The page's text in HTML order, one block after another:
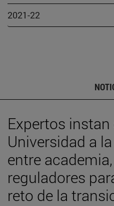
2021-22
Expertos instan
Universidad a
entre
reguladores
reto de la